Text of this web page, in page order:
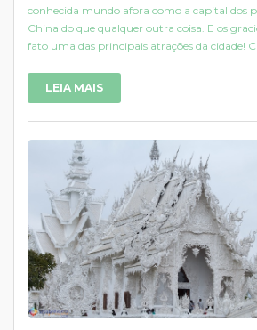
conhecida mundo afora como a capital dos
China do que qualquer outra coisa. E os
fato uma das principais atrações da cidade!
LEIA MAIS